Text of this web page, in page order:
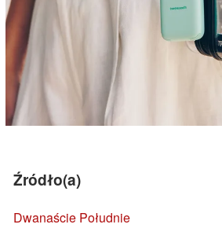
Źródło(a)
Dwanaście Południe